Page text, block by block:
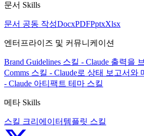
문서 Skills
문서 공동 작성DocxPDFPptxXlsx
엔터프라이즈 및 커뮤니케이션
Brand Guidelines 스킬 - Claude 출력을
Comms 스킬 - Claude로 상태 보고서와
- Claude 아티팩트 테마 스킬
메타 Skills
스킬 크리에이터 템플릿 스킬